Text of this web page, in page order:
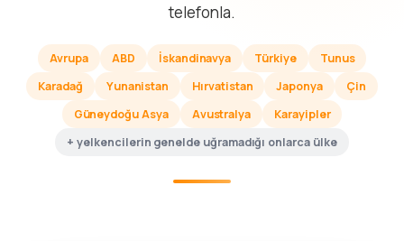
telefonla.
Avrupa ABD İskandinavya Türkiye
Tunus
Karadağ
Yunanistan Hırvatistan Japonya
Çin
Güneydoğu Asya
Avustralya
Karayipler
+ yelkencilerin genelde uğramadığı onlarca ülke